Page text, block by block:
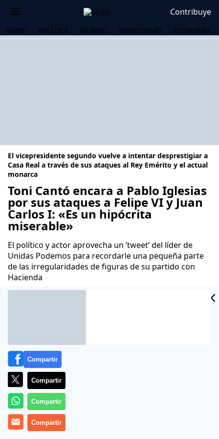
Contribuye
HOME POLÍTICA MUNDO PERIODISMO ECONOMÍA
El vicepresidente segundo vuelve a intentar desprestigiar a
Casa Real a través de sus ataques al Rey Emérito y el actual
monarca
Toni Cantó encara a Pablo Iglesias
por sus ataques a Felipe VI y Juan
Carlos I: «Es un hipócrita
miserable»
El político y actor aprovecha un ‘tweet’ del líder de
Unidas Podemos para recordarle una pequeña parte
de las irregularidades de figuras de su partido con
Hacienda
José Antonio Puglisi
Compartir
Compartir
Compartir
Compartir